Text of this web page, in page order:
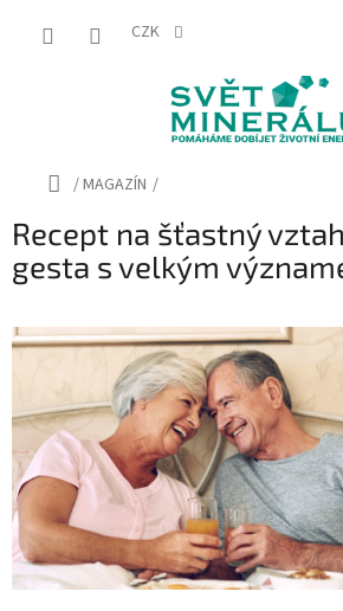
CZK
Domů
/MAGAZÍN /
Recept na šťastný
gesta s velkým